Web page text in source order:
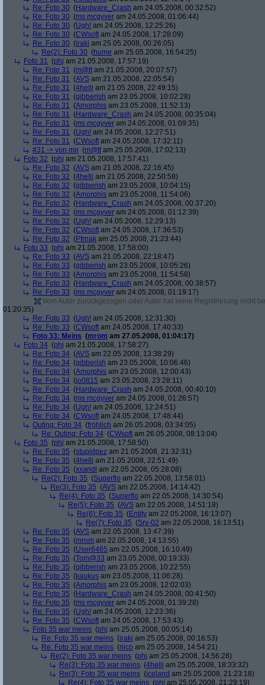
Re: Foto 30 (Hardware_Crash am 24.05.2008, 00:32:52)
Re: Foto 30 (ms mcgyver am 24.05.2008, 01:06:44)
Re: Foto 30 (Ugh! am 24.05.2008, 12:25:26)
Re: Foto 30 (CWsoft am 24.05.2008, 17:28:09)
Re: Foto 30 (iraki am 25.05.2008, 00:26:05)
Re(2): Foto 30 (hume am 25.05.2008, 16:54:25)
Foto 31 (phj am 21.05.2008, 17:57:19)
Re: Foto 31 (m@tt am 21.05.2008, 20:07:57)
Re: Foto 31 (AVS am 21.05.2008, 22:05:54)
Re: Foto 31 (4helli am 21.05.2008, 22:49:15)
Re: Foto 31 (gibberish am 23.05.2008, 10:02:28)
Re: Foto 31 (Amorphis am 23.05.2008, 11:52:13)
Re: Foto 31 (Hardware_Crash am 24.05.2008, 00:35:04)
Re: Foto 31 (ms mcgyver am 24.05.2008, 01:09:35)
Re: Foto 31 (Ugh! am 24.05.2008, 12:27:51)
Re: Foto 31 (CWsoft am 24.05.2008, 17:32:11)
#31 -> von mir (m@tt am 25.05.2008, 17:02:13)
Foto 32 (phj am 21.05.2008, 17:57:41)
Re: Foto 32 (AVS am 21.05.2008, 22:16:45)
Re: Foto 32 (4helli am 21.05.2008, 22:50:58)
Re: Foto 32 (gibberish am 23.05.2008, 10:04:15)
Re: Foto 32 (Amorphis am 23.05.2008, 11:54:06)
Re: Foto 32 (Hardware_Crash am 24.05.2008, 00:37:20)
Re: Foto 32 (ms mcgyver am 24.05.2008, 01:12:39)
Re: Foto 32 (Ugh! am 24.05.2008, 12:29:13)
Re: Foto 32 (CWsoft am 24.05.2008, 17:36:53)
Re: Foto 32 (Pfrnak am 25.05.2008, 21:23:44)
Foto 33 (phj am 21.05.2008, 17:58:00)
Re: Foto 33 (AVS am 21.05.2008, 22:18:47)
Re: Foto 33 (gibberish am 23.05.2008, 10:05:26)
Re: Foto 33 (Amorphis am 23.05.2008, 11:54:58)
Re: Foto 33 (Hardware_Crash am 24.05.2008, 00:38:57)
Re: Foto 33 (ms mcgyver am 24.05.2008, 01:19:17)
Vom Autor zurückgezogen oder Autor hat seine Registrierung nicht
01:20:35)
Re: Foto 33 (Ugh! am 24.05.2008, 12:31:30)
Re: Foto 33 (CWsoft am 24.05.2008, 17:40:33)
Foto 33: Meins (mrom am 27.05.2008, 01:04:17)
Foto 34 (phj am 21.05.2008, 17:58:27)
Re: Foto 34 (AVS am 22.05.2008, 13:38:29)
Re: Foto 34 (gibberish am 23.05.2008, 10:06:46)
Re: Foto 34 (Amorphis am 23.05.2008, 12:00:43)
Re: Foto 34 (jo0815 am 23.05.2008, 23:28:11)
Re: Foto 34 (Hardware_Crash am 24.05.2008, 00:40:10)
Re: Foto 34 (ms mcgyver am 24.05.2008, 01:26:57)
Re: Foto 34 (Ugh! am 24.05.2008, 12:24:51)
Re: Foto 34 (CWsoft am 24.05.2008, 17:48:44)
Outing: Foto 34 (fröhlich am 26.05.2008, 03:34:05)
Re: Outing: Foto 34 (CWsoft am 26.05.2008, 08:13:04)
Foto 35 (phj am 21.05.2008, 17:58:50)
Re: Foto 35 (stupidpez am 21.05.2008, 21:32:31)
Re: Foto 35 (4helli am 21.05.2008, 22:51:49)
Re: Foto 35 (xxandl am 22.05.2008, 05:28:08)
Re(2): Foto 35 (Superflo am 22.05.2008, 13:58:01)
Re(3): Foto 35 (AVS am 22.05.2008, 14:14:42)
Re(4): Foto 35 (Superflo am 22.05.2008, 14:30:54)
Re(5): Foto 35 (AVS am 22.05.2008, 14:51:18)
Re(6): Foto 35 (Entity am 22.05.2008, 16:13:07)
Re(7): Foto 35 (Srv-02 am 22.05.2008, 16:13:51)
Re: Foto 35 (AVS am 22.05.2008, 13:47:39)
Re: Foto 35 (mrom am 22.05.2008, 14:13:55)
Re: Foto 35 (User6465 am 22.05.2008, 16:10:49)
Re: Foto 35 (Tom@33 am 23.05.2008, 00:19:33)
Re: Foto 35 (gibberish am 23.05.2008, 10:22:55)
Re: Foto 35 (kaukus am 23.05.2008, 11:06:28)
Re: Foto 35 (Amorphis am 23.05.2008, 12:02:03)
Re: Foto 35 (Hardware_Crash am 24.05.2008, 00:41:50)
Re: Foto 35 (ms mcgyver am 24.05.2008, 01:39:28)
Re: Foto 35 (Ugh! am 24.05.2008, 12:23:36)
Re: Foto 35 (CWsoft am 24.05.2008, 17:53:43)
Foto 35 war meins (phj am 25.05.2008, 00:05:14)
Re: Foto 35 war meins (iraki am 25.05.2008, 00:16:53)
Re: Foto 35 war meins (nico am 25.05.2008, 14:54:21)
Re(2): Foto 35 war meins (phj am 25.05.2008, 14:56:28)
Re(3): Foto 35 war meins (4helli am 25.05.2008, 18:33:32)
Re(3): Foto 35 war meins (iceland am 25.05.2008, 21:23:18)
Re(4): Foto 35 war meins (phj am 25.05.2008, 21:29:19)